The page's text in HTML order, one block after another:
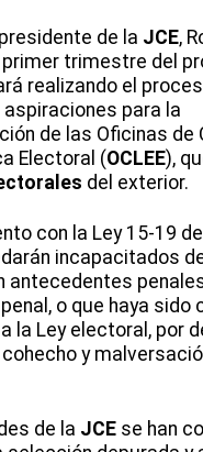
de la JCE,
primer trimestre del
realizando el
para la
de las Oficinas de
Electoral (OCLEE),
del exterior.
con la Ley 15-19
incapacitados
antecedentes
o que haya sido
la Ley electoral, por
y
de la JCE se han